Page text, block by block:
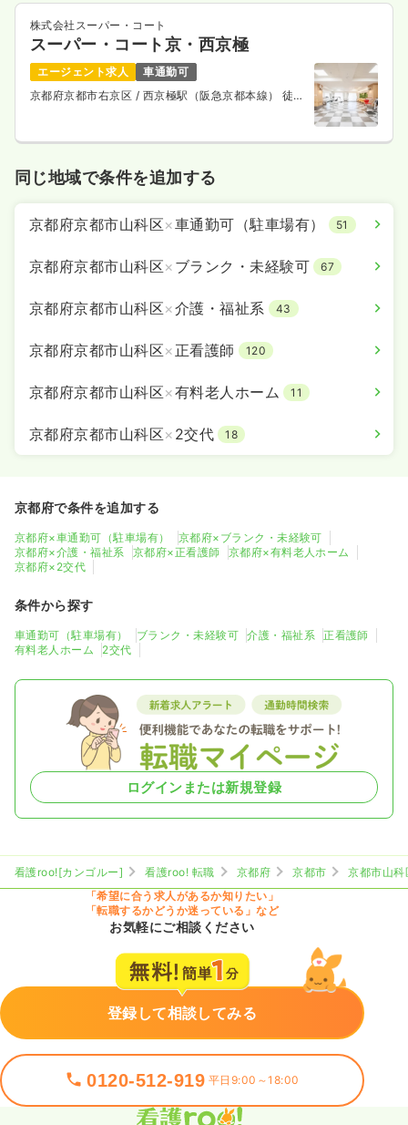
株式会社スーパー・コート
スーパー・コート京・西京極
エージェント求人
車通勤可
京都府京都市右京区 / 西京極駅（阪急京都本線） 徒歩
同じ地域で条件を追加する
京都府京都市山科区×車通勤可（駐車場有） 51
京都府京都市山科区× ブランク・未経験可 67
京都府京都市山科区×介護・福祉系 43
京都府京都市山科区× 正看護師 120
京都府京都市山科区×有料老人ホーム 11
京都府京都市山科区× 2交代 18
京都府で条件を追加する
京都府×車通勤可（駐車場有）
京都府×ブランク・未経験可
京都府×介護・福祉系
京都府×正看護師
京都府×有料老人ホーム
京都府×2交代
条件から探す
車通勤可（駐車場有） ブランク・未経験可 介護・福祉系
正看護師
有料老人ホーム
2交代
ログインまたは新規登録
看護roo![カンゴルー] 看護roo! 転職 京都府 京都市
京都市山科
「希望に合う求人があるか知りたい」
「転職するかどうか迷っている」など
お気軽にご相談ください
登録して相談してみる
0120-512-919 平日9:00～18:00